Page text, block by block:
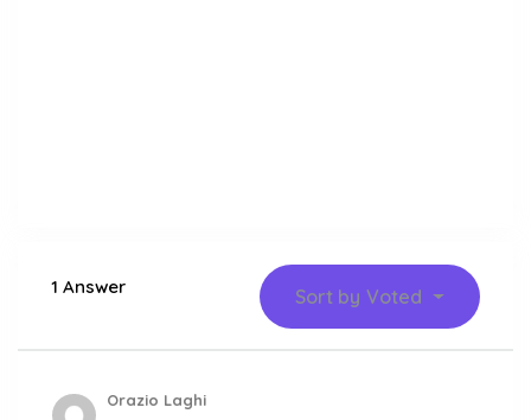
1 Answer Sort by Voted
Orazio Laghi